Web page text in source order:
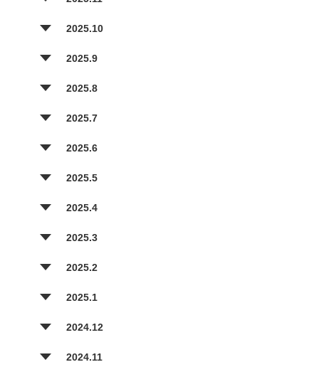
2025.10
2025.9
2025.8
2025.7
2025.6
2025.5
2025.4
2025.3
2025.2
2025.1
2024.12
2024.11